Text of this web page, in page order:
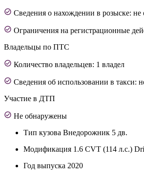
Сведения о нахождении в розыске:
Ограничения на регистрационные
Владельцы по ПТС
Количество владельцев: 1 владел
Сведения об использовании в такси:
Участие в ДТП
Не обнаружены
Тип кузова Внедорожник 5 дв.
Модификация 1.6 CVT (114 л.с.)
Год выпуска 2020